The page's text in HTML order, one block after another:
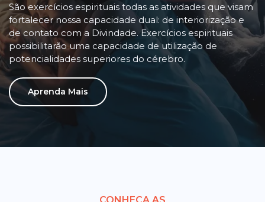
São exercícios espirituais todas as atividades que visam
fortalecer nossa capacidade dual: de interiorização e
de contato com a Divindade. Exercícios espirituais
possibilitarão uma capacidade de utilização de
potencialidades superiores do cérebro.
Aprenda Mais